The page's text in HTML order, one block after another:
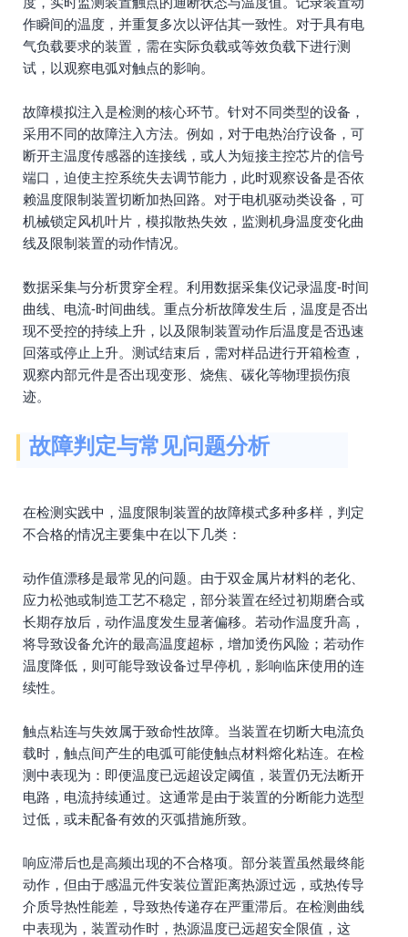
作瞬间的温度，并重复多次以评估其一致性。对于具有电
气负载要求的装置，需在实际负载或等效负载下进行测
试，以观察电弧对触点的影响。
故障模拟注入是检测的核心环节。针对不同类型的设备，
采用不同的故障注入方法。例如，对于电热治疗设备，可
断开主温度传感器的连接线，或人为短接主控芯片的信号
端口，迫使主控系统失去调节能力，此时观察设备是否依
赖温度限制装置切断加热回路。对于电机驱动类设备，可
机械锁定风机叶片，模拟散热失效，监测机身温度变化曲
线及限制装置的动作情况。
数据采集与分析贯穿全程。利用数据采集仪记录温度-时间
曲线、电流-时间曲线。重点分析故障发生后，温度是否出
现不受控的持续上升，以及限制装置动作后温度是否迅速
回落或停止上升。测试结束后，需对样品进行开箱检查，
观察内部元件是否出现变形、烧焦、碳化等物理损伤痕
迹。
故障判定与常见问题分析
在检测实践中，温度限制装置的故障模式多种多样，判定
不合格的情况主要集中在以下几类：
动作值漂移是最常见的问题。由于双金属片材料的老化、
应力松弛或制造工艺不稳定，部分装置在经过初期磨合或
长期存放后，动作温度发生显著偏移。若动作温度升高，
将导致设备允许的最高温度超标，增加烫伤风险；若动作
温度降低，则可能导致设备过早停机，影响临床使用的连
续性。
触点粘连与失效属于致命性故障。当装置在切断大电流负
载时，触点间产生的电弧可能使触点材料熔化粘连。在检
测中表现为：即便温度已远超设定阈值，装置仍无法断开
电路，电流持续通过。这通常是由于装置的分断能力选型
过低，或未配备有效的灭弧措施所致。
响应滞后也是高频出现的不合格项。部分装置虽然最终能
动作，但由于感温元件安装位置距离热源过远，或热传导
介质导热性能差，导致热传递存在严重滞后。在检测曲线
中表现为，装置动作时，热源温度已远超安全限值，这